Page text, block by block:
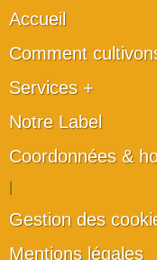
Accueil
Comment
Services +
Notre Label
Coordonnées &
Gestion des
Mentions légales